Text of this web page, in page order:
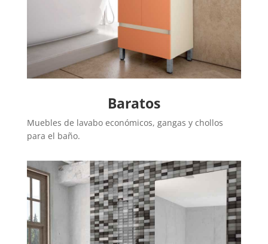
Baratos
Muebles de lavabo económicos, gangas y chollos
para el baño.